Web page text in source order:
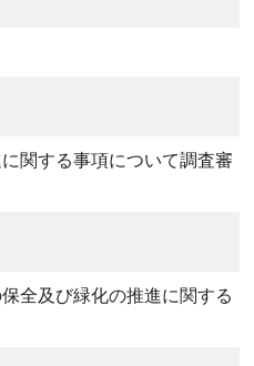
関する事項について調査審
全及び緑化の推進に関する